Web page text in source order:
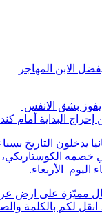
الابن المهاجر
يفوز بشق الانفس
البداية أمام كندا
خصمه
مميّزة على ارض
لكم بالكلمة